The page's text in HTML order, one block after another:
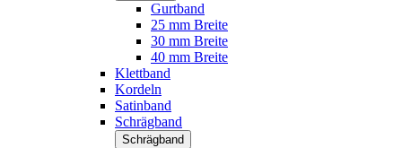
Gurtband
25 mm Breite
30 mm Breite
40 mm Breite
Klettband
Kordeln
Satinband
Schrägband
Schrägband